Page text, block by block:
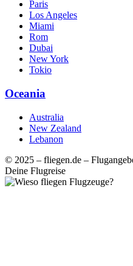
Paris
Los Angeles
Miami
Rom
Dubai
New York
Tokio
Oceania
Australia
New Zealand
Lebanon
© 2025 – fliegen.de –
Deine Flugreise